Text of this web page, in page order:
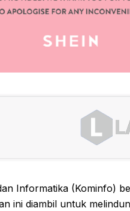
Informatika (Kominfo)
ini diambil untuk